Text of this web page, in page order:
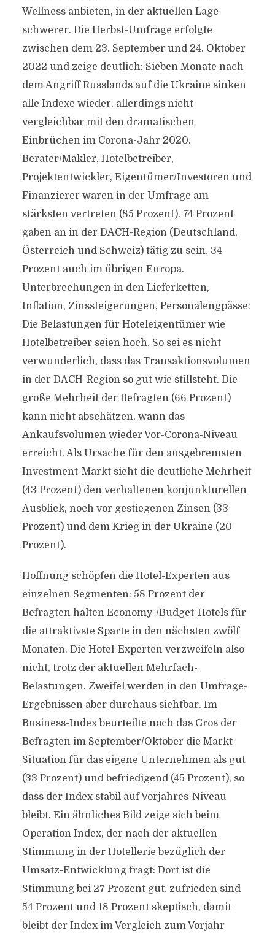
Wellness anbieten, in der aktuellen Lage
schwerer. Die Herbst-Umfrage erfolgte
zwischen dem 23. September und 24. Oktober
2022 und zeige deutlich: Sieben Monate nach
dem Angriff Russlands auf die Ukraine sinken
alle Indexe wieder, allerdings nicht
vergleichbar mit den dramatischen
Einbrüchen im Corona-Jahr 2020.
Berater/Makler, Hotelbetreiber,
Projektentwickler, Eigentümer/Investoren und
Finanzierer waren in der Umfrage am
stärksten vertreten (85 Prozent). 74 Prozent
gaben an in der DACH-Region (Deutschland,
Österreich und Schweiz) tätig zu sein, 34
Prozent auch im übrigen Europa.
Unterbrechungen in den Lieferketten,
Inflation, Zinssteigerungen, Personalengpässe:
Die Belastungen für Hoteleigentümer wie
Hotelbetreiber seien hoch. So sei es nicht
verwunderlich, dass das Transaktionsvolumen
in der DACH-Region so gut wie stillsteht. Die
große Mehrheit der Befragten (66 Prozent)
kann nicht abschätzen, wann das
Ankaufsvolumen wieder Vor-Corona-Niveau
erreicht. Als Ursache für den ausgebremsten
Investment-Markt sieht die deutliche Mehrheit
(43 Prozent) den verhaltenen konjunkturellen
Ausblick, noch vor gestiegenen Zinsen (33
Prozent) und dem Krieg in der Ukraine (20
Prozent).
Hoffnung schöpfen die Hotel-Experten aus
einzelnen Segmenten: 58 Prozent der
Befragten halten Economy-/Budget-Hotels für
die attraktivste Sparte in den nächsten zwölf
Monaten. Die Hotel-Experten verzweifeln also
nicht, trotz der aktuellen Mehrfach-
Belastungen. Zweifel werden in den Umfrage-
Ergebnissen aber durchaus sichtbar. Im
Business-Index beurteilte noch das Gros der
Befragten im September/Oktober die Markt-
Situation für das eigene Unternehmen als gut
(33 Prozent) und befriedigend (45 Prozent), so
dass der Index stabil auf Vorjahres-Niveau
bleibt. Ein ähnliches Bild zeige sich beim
Operation Index, der nach der aktuellen
Stimmung in der Hotellerie bezüglich der
Umsatz-Entwicklung fragt: Dort ist die
Stimmung bei 27 Prozent gut, zufrieden sind
54 Prozent und 18 Prozent skeptisch, damit
bleibt der Index im Vergleich zum Vorjahr